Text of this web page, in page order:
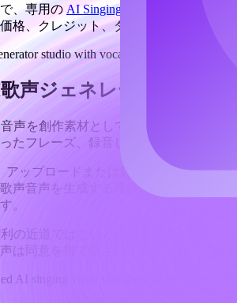
、専用の AI Singing Voice Generator
を
格、クレジット、ダウンロード規則、
声ジェネレーターが音声
声を創作素材として用い、ツールの
たフレーズ、録音したフック、または
アップロードまたは録音のワークフロ
声音声を生成する流れが示されてい
。
の近道ではないという点です。結果
は同意を得て使用し、著名人や公人の